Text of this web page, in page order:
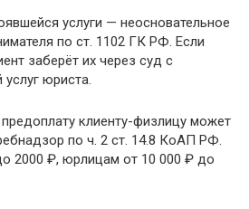
услуги — неосновательное
по ст. 1102 ГК РФ. Если
заберёт их через суд с
юриста.
клиенту-физлицу может
по ч. 2 ст. 14.8 КоАП РФ.
2000 ₽, юрлицам от 10 000 ₽ до